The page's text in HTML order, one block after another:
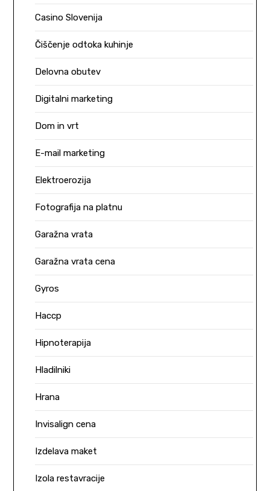
Casino Slovenija
Čiščenje odtoka kuhinje
Delovna obutev
Digitalni marketing
Dom in vrt
E-mail marketing
Elektroerozija
Fotografija na platnu
Garažna vrata
Garažna vrata cena
Gyros
Haccp
Hipnoterapija
Hladilniki
Hrana
Invisalign cena
Izdelava maket
Izola restavracije